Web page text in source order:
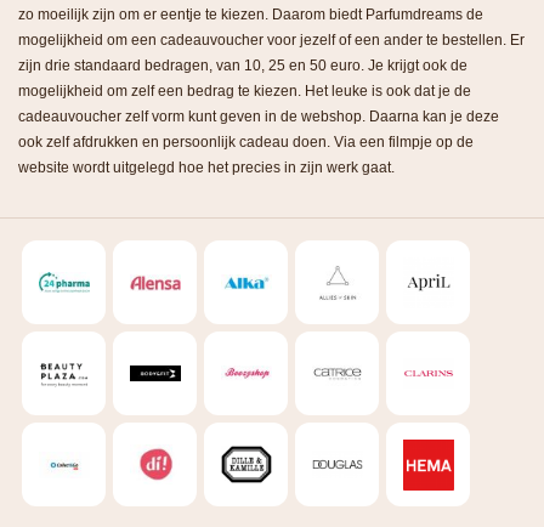
zo moeilijk zijn om er eentje te kiezen. Daarom biedt Parfumdreams de
mogelijkheid om een cadeauvoucher voor jezelf of een ander te bestellen. Er
zijn drie standaard bedragen, van 10, 25 en 50 euro. Je krijgt ook de
mogelijkheid om zelf een bedrag te kiezen. Het leuke is ook dat je de
cadeauvoucher zelf vorm kunt geven in de webshop. Daarna kan je deze
ook zelf afdrukken en persoonlijk cadeau doen. Via een filmpje op de
website wordt uitgelegd hoe het precies in zijn werk gaat.